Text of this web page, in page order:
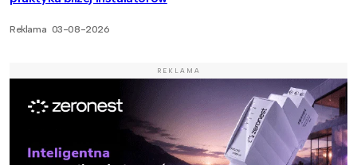
Reklama 03-08-2026
REKLAMA